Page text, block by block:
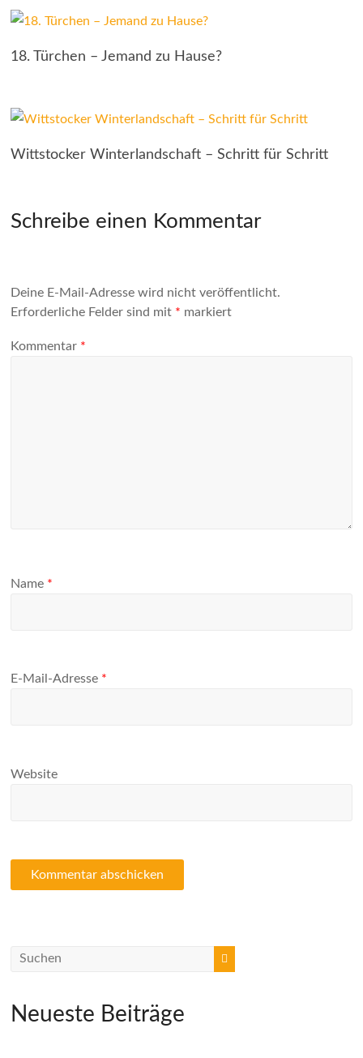
18. Türchen – Jemand zu Hause?
Wittstocker Winterlandschaft – Schritt für Schritt
Schreibe einen Kommentar
Deine E-Mail-Adresse wird nicht veröffentlicht.
Erforderliche Felder sind mit * markiert
Kommentar *
Name *
E-Mail-Adresse *
Website
Neueste Beiträge